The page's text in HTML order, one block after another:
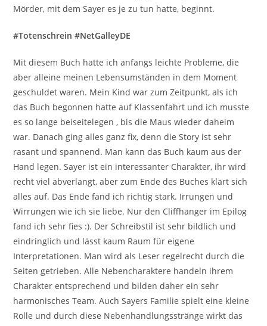
Mörder, mit dem Sayer es je zu tun hatte, beginnt.
#Totenschrein #NetGalleyDE
Mit diesem Buch hatte ich anfangs leichte Probleme, die
aber alleine meinen Lebensumständen in dem Moment
geschuldet waren. Mein Kind war zum Zeitpunkt, als ich
das Buch begonnen hatte auf Klassenfahrt und ich musste
es so lange beiseitelegen , bis die Maus wieder daheim
war. Danach ging alles ganz fix, denn die Story ist sehr
rasant und spannend. Man kann das Buch kaum aus der
Hand legen. Sayer ist ein interessanter Charakter, ihr wird
recht viel abverlangt, aber zum Ende des Buches klärt sich
alles auf. Das Ende fand ich richtig stark. Irrungen und
Wirrungen wie ich sie liebe. Nur den Cliffhanger im Epilog
fand ich sehr fies :). Der Schreibstil ist sehr bildlich und
eindringlich und lässt kaum Raum für eigene
Interpretationen. Man wird als Leser regelrecht durch die
Seiten getrieben. Alle Nebencharaktere handeln ihrem
Charakter entsprechend und bilden daher ein sehr
harmonisches Team. Auch Sayers Familie spielt eine kleine
Rolle und durch diese Nebenhandlungsstränge wirkt das